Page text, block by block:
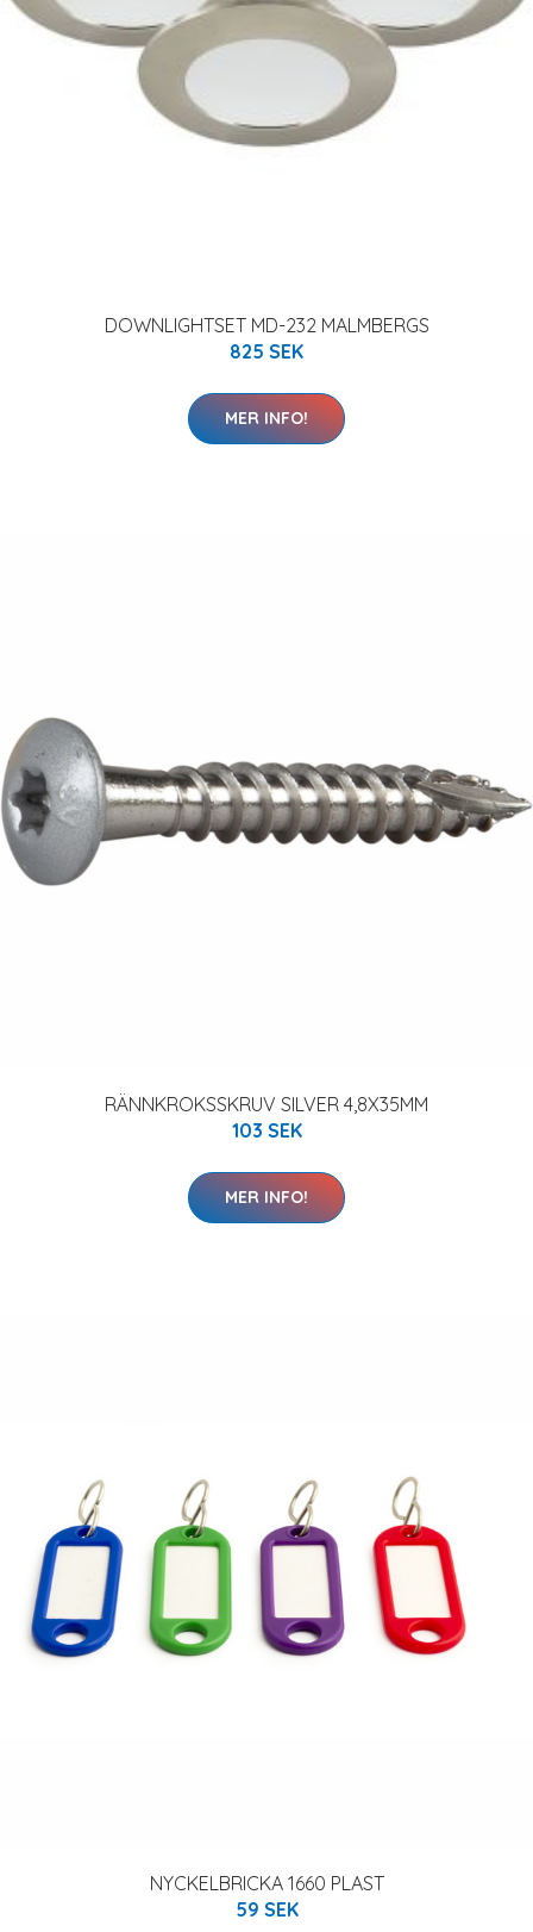
DOWNLIGHTSET MD-232 MALMBERGS
825 SEK
MER INFO!
RÄNNKROKSSKRUV SILVER 4,8X35MM
103 SEK
MER INFO!
NYCKELBRICKA 1660 PLAST
59 SEK